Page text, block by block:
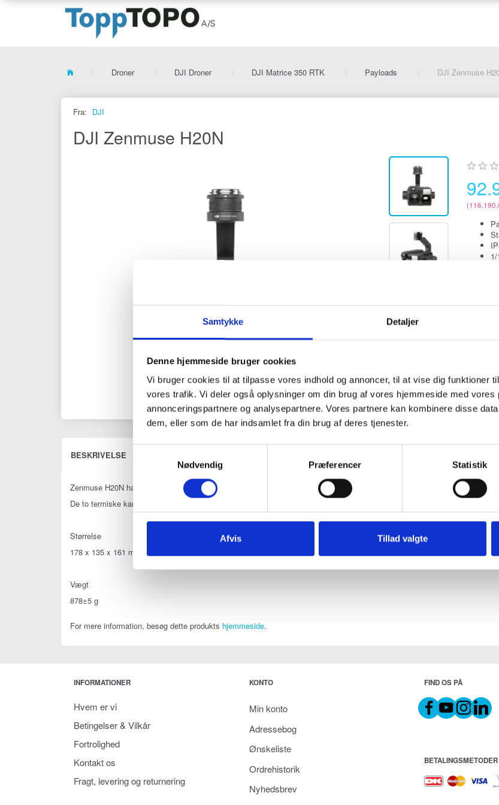
Samtykke Detaljer
Denne hjemmeside bruger cookies
Vi bruger cookies til at tilpasse vores indhold og annoncer, til at vise dig funktioner
vores trafik. Vi deler også oplysninger om din brug af vores hjemmeside med vores
annonceringspartnere og analysepartnere. Vores partnere kan kombinere disse
dem, eller som de har indsamlet fra din brug af deres tjenester.
Nødvendig
Præferencer Statistik
Afvis Tillad valgte
Droner DJI Droner DJI Matrice 350 RTK Payloads DJI Zenmuse
Fra: DJI
DJI Zenmuse H20N
(
Model/
BESKRIVELSE
Zenmuse H20N har starlight sensorer i sine zoom- og vidvinkelkameraer. Samt termiske kameraer med zoom og en
De to termiske kameraer giver henholdsvis 2x og 8x zoom, så du nemt kan finde hotspots og inspicer detaljer.
Størrelse
178 x 135 x 161 mm (L×B×H)
Vægt
878±5 g
For mere information, besøg dette produkts hjemmeside.
INFORMATIONER
Hvem er vi
Betingelser & Vilkår
Fortrolighed
Kontakt os
Fragt, levering og returnering
KONTO
Min konto
Adressebog
Ønskeliste
Ordrehistorik
Nyhedsbrev
FIND OS PÅ
BETALINGSMETODER